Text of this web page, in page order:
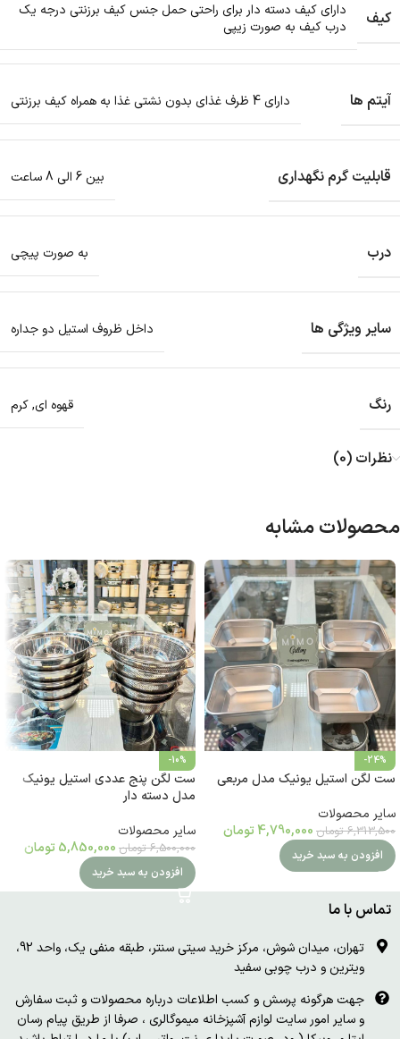
کیف
دارای کیف دسته دار برای راحتی حمل جنس کیف برزنتی درجه یک
درب کیف به صورت زیپی
آیتم ها دارای 4 ظرف غذای بدون نشتی غذا به همراه کیف برزنتی
قابلیت گرم نگهداری بین 6 الی 8 ساعت
درب به صورت پیچی
سایر ویژگی ها داخل ظروف استیل دو جداره
رنگ قهوه ای,کرم
نظرات (0)
محصولات مشابه
-24%
ست لگن استیل یونیک مدل مربعی
سایر محصولات
6,313,500 تومان 4,790,000 تومان
افزودن به سبد خرید
-10%
ست لگن پنج عددی استیل یونیک
مدل دسته دار
سایر محصولات
6,500,000 تومان 5,850,000 تومان
افزودن به سبد خرید
تماس با ما
تهران، میدان شوش، مرکز خرید سیتی سنتر، طبقه منفی یک، واحد 92،
ویترین و درب چوبی سفید
جهت هرگونه پرسش و کسب اطلاعات درباره محصولات و ثبت سفارش
و سایر امور سایت لوازم آشپزخانه میموگالری ، صرفا از طریق پیام رسان